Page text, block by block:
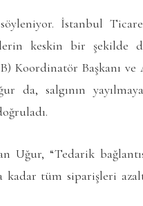
İstanbul
keskin bir şekilde
Koordinatör Başkanı
da, salgının
“Tedarik
kadar tüm siparişleri